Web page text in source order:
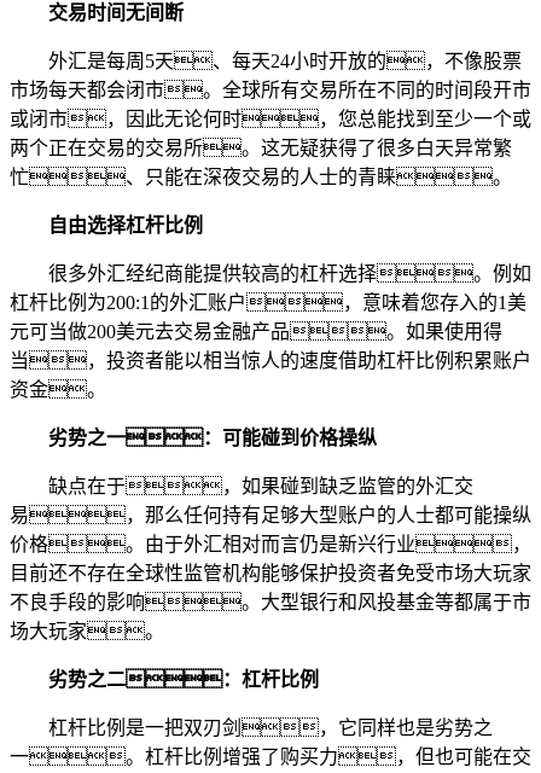
交易时间无间断
外汇是每周5天、每天24小时开放的，不像股票
市场每天都会闭市。全球所有交易所在不同的时间段开市
或闭市，因此无论何时，您总能找到至少一个或
两个正在交易的交易所。这无疑获得了很多白天异常繁
忙、只能在深夜交易的人士的青睐。
自由选择杠杆比例
很多外汇经纪商能提供较高的杠杆选择。例如
杠杆比例为200:1的外汇账户，意味着您存入的1美
元可当做200美元去交易金融产品。如果使用得
当，投资者能以相当惊人的速度借助杠杆比例积累账户
资金。
劣势之一：可能碰到价格操纵
缺点在于，如果碰到缺乏监管的外汇交
易，那么任何持有足够大型账户的人士都可能操纵
价格。由于外汇相对而言仍是新兴行业，
目前还不存在全球性监管机构能够保护投资者免受市场大玩家
不良手段的影响。大型银行和风投基金等都属于市
场大玩家。
劣势之二：杠杆比例
杠杆比例是一把双刃剑，它同样也是劣势之
一。杠杆比例增强了购买力，但也可能在交